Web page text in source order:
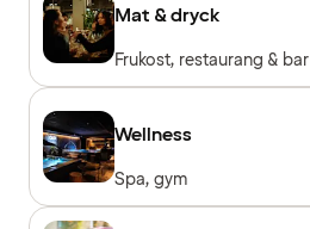
Mat & dryck
Frukost, restaurang & bar
Wellness
Spa, gym